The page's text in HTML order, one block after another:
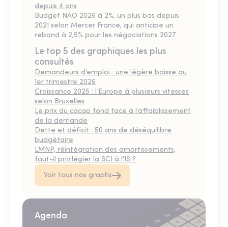
depuis 4 ans
Budget NAO 2026 à 2%, un plus bas depuis
2021 selon Mercer France, qui anticipe un
rebond à 2,5% pour les négociations 2027.
Le top 5 des graphiques les plus
consultés
Demandeurs d’emploi : une légère baisse au
1er trimestre 2026
Croissance 2025 : l’Europe à plusieurs vitesses
selon Bruxelles
Le prix du cacao fond face à l’affaiblissement
de la demande
Dette et déficit : 50 ans de déséquilibre
budgétaire
LMNP, réintégration des amortissements,
faut-il privilégier la SCI à l'IS ?
Voir tous nos graphs
Agenda